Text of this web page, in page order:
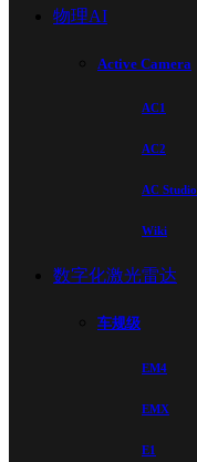
物理AI
Active Camera
AC1
AC2
AC Studio
Wiki
数字化激光雷达
车规级
EM4
EMX
E1